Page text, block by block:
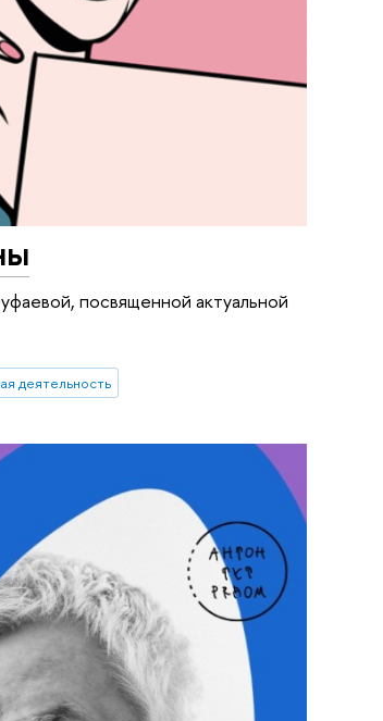
посвященной актуальной
деятельность